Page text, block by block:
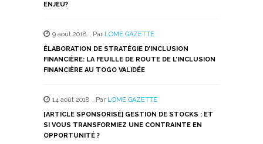
ENJEU?
9 août 2018 , Par LOME GAZETTE
ÉLABORATION DE STRATÉGIE D’INCLUSION
FINANCIÈRE: LA FEUILLE DE ROUTE DE L’INCLUSION
FINANCIÈRE AU TOGO VALIDÉE
14 août 2018 , Par LOME GAZETTE
[ARTICLE SPONSORISÉ] GESTION DE STOCKS : ET
SI VOUS TRANSFORMIEZ UNE CONTRAINTE EN
OPPORTUNITÉ ?